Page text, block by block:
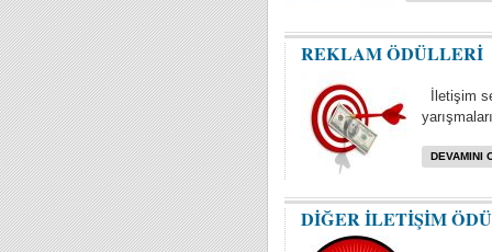
REKLAM ÖDÜLLERİ
İletişim
DEVAMINI
DİĞER İLETİŞİM